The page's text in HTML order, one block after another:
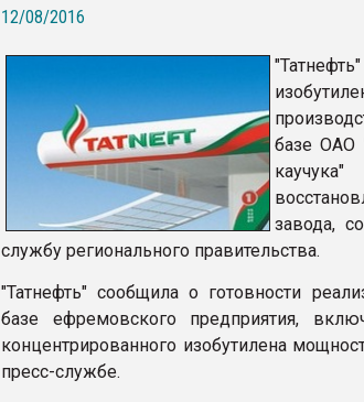
12/08/2016
базе ОАО
завода,
службу регионального правительства.
"Татнефть" сообщила о готовности
базе ефремовского предприятия,
концентрированного изобутилена
пресс-службе.